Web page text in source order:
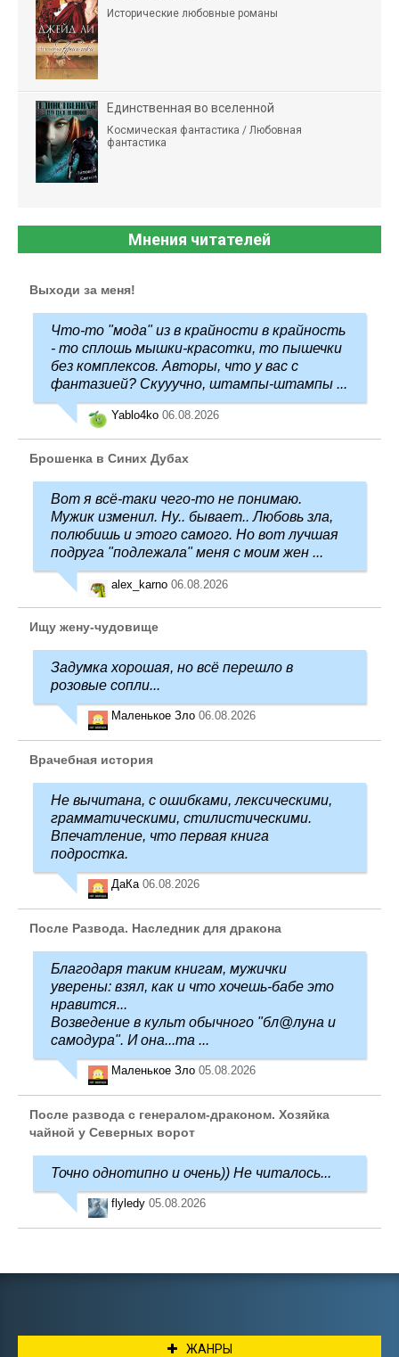
Исторические любовные романы
Единственная во вселенной
Космическая фантастика / Любовная
фантастика
Мнения читателей
Выходи за меня!
Что-то "мода" из в крайности в крайность
- то сплошь мышки-красотки, то пышечки
без комплексов. Авторы, что у вас с
фантазией? Скууучно, штампы-штампы ...
Yablo4ko 06.08.2026
Брошенка в Синих Дубах
Вот я всё-таки чего-то не понимаю.
Мужик изменил. Ну.. бывает.. Любовь зла,
полюбишь и этого самого. Но вот лучшая
подруга "подлежала" меня с моим жен ...
alex_karno 06.08.2026
Ищу жену-чудовище
Задумка хорошая, но всё перешло в
розовые сопли...
Маленькое Зло 06.08.2026
Врачебная история
Не вычитана, с ошибками, лексическими,
грамматическими, стилистическими.
Впечатление, что первая книга
подростка.
ДаКа 06.08.2026
После Развода. Наследник для дракона
Благодаря таким книгам, мужички
уверены: взял, как и что хочешь-бабе это
нравится...
Возведение в культ обычного "бл@луна и
самодура". И она...та ...
Маленькое Зло 05.08.2026
После развода с генералом-драконом. Хозяйка
чайной у Северных ворот
Точно однотипно и очень)) Не читалось...
flyledy 05.08.2026
ЖАНРЫ